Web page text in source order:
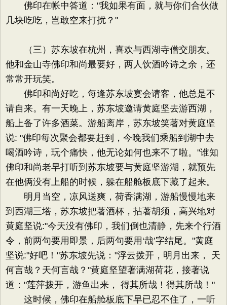
佛印在帐中答道："我如果有面，就与你们合伙做
几块吃吃，岂敢空来打扰？"
（三）苏东坡在杭州，喜欢与西湖寺僧交朋友。
他和金山寺佛印和尚最要好，两人饮酒吟诗之余，还
常常开玩笑。
佛印和尚好吃，每逢苏东坡宴会请客，他总是不
请自来。有一天晚上，苏东坡邀请黄庭坚去游西湖，
船上备了许多酒菜。游船离岸，苏东坡笑著对黄庭坚
说: "佛印每次聚会都要赶到，今晚我们乘船到湖中去
喝酒吟诗，玩个痛快，他无论如何也来不了啦。"谁知
佛印和尚老早打听到苏东坡要与黄庭坚游湖，就预先
在他俩没有上船的时候，躲在船舱板底下藏了起来。
明月当空，凉风送爽，荷香满湖，游船慢慢地来
到西湖三塔，苏东坡把著酒杯，拈著胡须，高兴地对
黄庭坚说:"今天没有佛印，我们倒也清静，先来个行酒
令，前两句要用即景，后两句要用‘哉’字结尾。"黄庭
坚说:"好吧！"苏东坡先说："浮云拨开，明月出来， 天
何言哉？天何言哉？"黄庭坚望著满湖荷花，接著说
道："莲萍拨开，游鱼出来， 得其所哉！得其所哉！"
这时候，佛印在船舱板底下早已忍不住了，一听